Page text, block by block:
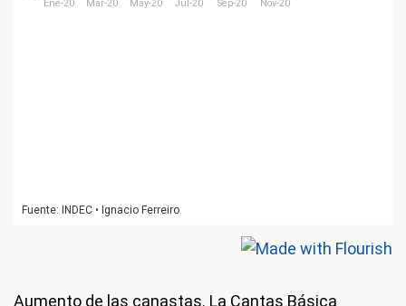
Aumento de las canastas. La Cantas Básica